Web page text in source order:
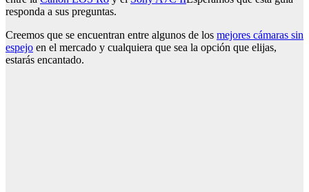
responda a sus preguntas.
Creemos que se encuentran entre algunos de los mejores cámaras sin
espejo en el mercado y cualquiera que sea la opción que elijas,
estarás encantado.